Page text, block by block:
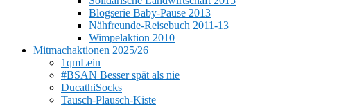
Blogserie Baby-Pause 2013
Nähfreunde-Reisebuch 2011-13
Wimpelaktion 2010
Mitmachaktionen 2025/26
1qmLein
#BSAN Besser spät als nie
DucathiSocks
Tausch-Plausch-Kiste